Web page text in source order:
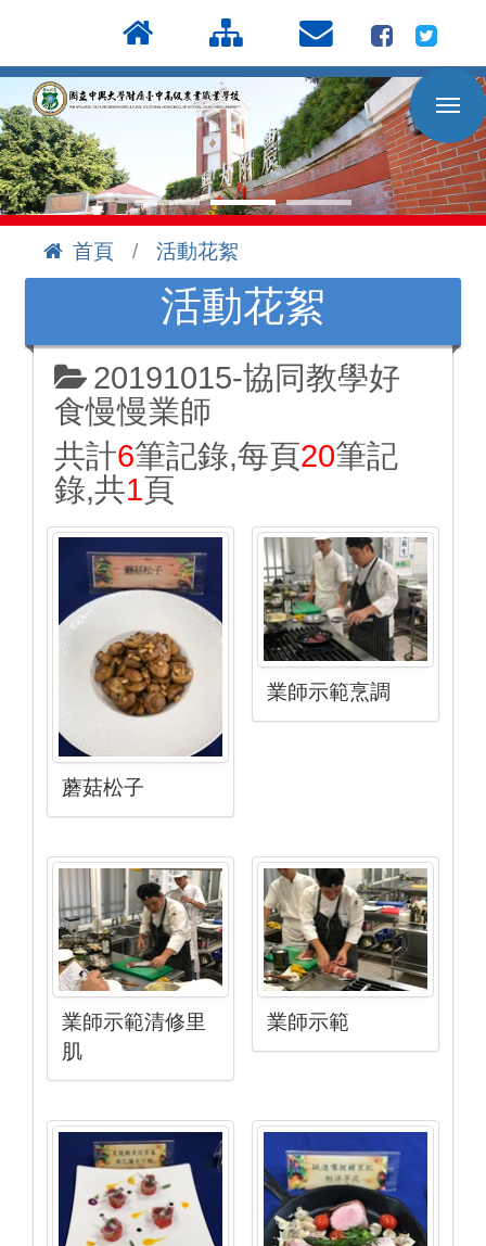
到
主
要
內
容
區
首頁
活動花絮
活動花絮
20191015-協同教學好
食慢慢業師
共計6筆記錄,每頁20筆記
錄,共1頁
蘑菇松子
業師示範烹調
業師示範清修里
肌
業師示範